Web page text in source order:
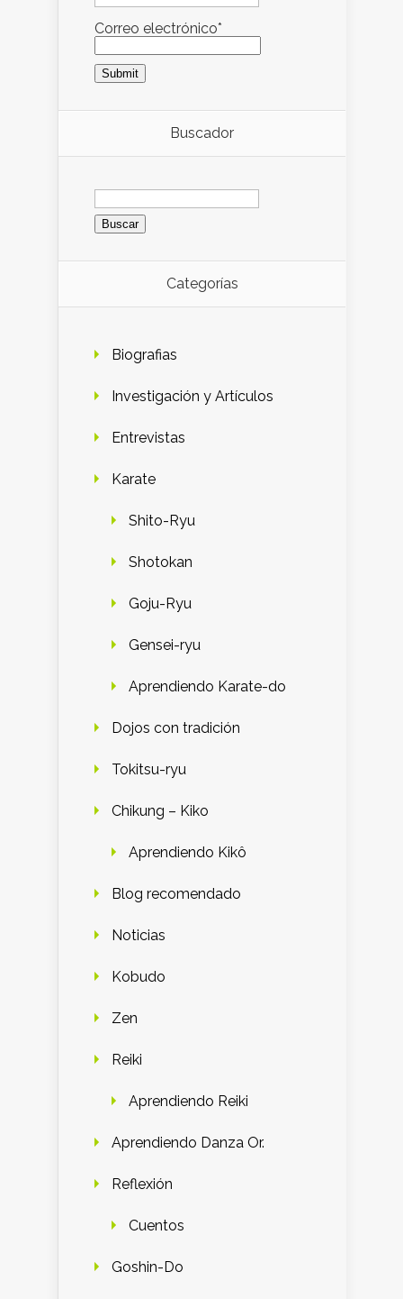
Correo electrónico*
Buscador
Buscar:
Categorías
Biografias
Investigación y Artículos
Entrevistas
Karate
Shito-Ryu
Shotokan
Goju-Ryu
Gensei-ryu
Aprendiendo Karate-do
Dojos con tradición
Tokitsu-ryu
Chikung – Kiko
Aprendiendo Kikô
Blog recomendado
Noticias
Kobudo
Zen
Reiki
Aprendiendo Reiki
Aprendiendo Danza Or.
Reflexión
Cuentos
Goshin-Do